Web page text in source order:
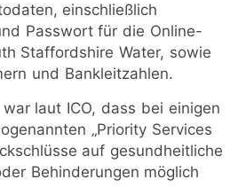
einschließlich
Passwort für die Online-
Staffordshire Water, sowie
und Bankleitzahlen.
laut ICO, dass bei einigen
„Priority Services
auf gesundheitliche
Behinderungen möglich